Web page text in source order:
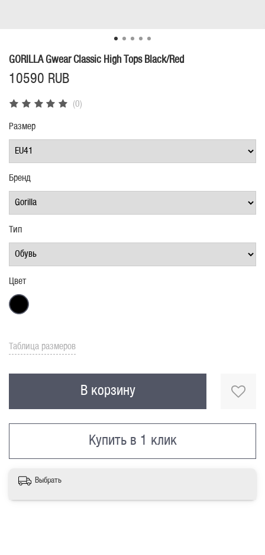
(0)
GORILLA Gwear Classic High Tops Black/Red
10590 RUB
Таблица размеров
В корзину
Купить в 1 клик
Размер
Цвет
Бренд
Тип
Выбрать